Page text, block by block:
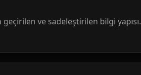
ve sadeleştirilen bilgi yapısı.